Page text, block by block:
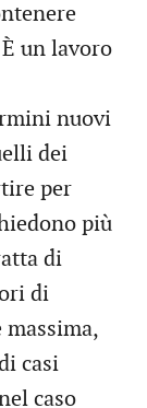
un lavoro
nuovi
dei
per
più
di
di
casi
caso